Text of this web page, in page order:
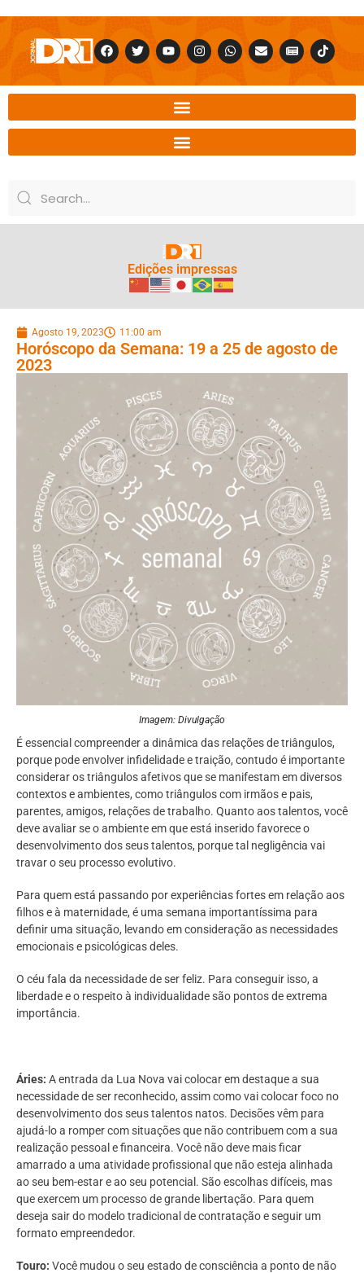
Edições impressas
Agosto 19, 2023 11:00 am
Horóscopo da Semana: 19 a 25 de agosto de
2023
Imagem: Divulgação
É essencial compreender a dinâmica das relações de triângulos,
porque pode envolver infidelidade e traição, contudo é importante
considerar os triângulos afetivos que se manifestam em diversos
contextos e ambientes, como triângulos com irmãos e pais,
parentes, amigos, relações de trabalho. Quanto aos talentos, você
deve avaliar se o ambiente em que está inserido favorece o
desenvolvimento dos seus talentos, porque tal negligência vai
travar o seu processo evolutivo.
Para quem está passando por experiências fortes em relação aos
filhos e à maternidade, é uma semana importantíssima para
definir uma situação, levando em consideração as necessidades
emocionais e psicológicas deles.
O céu fala da necessidade de ser feliz. Para conseguir isso, a
liberdade e o respeito à individualidade são pontos de extrema
importância.
Áries: A entrada da Lua Nova vai colocar em destaque a sua
necessidade de ser reconhecido, assim como vai colocar foco no
desenvolvimento dos seus talentos natos. Decisões vêm para
ajudá-lo a romper com situações que não contribuem com a sua
realização pessoal e financeira. Você não deve mais ficar
amarrado a uma atividade profissional que não esteja alinhada
ao seu bem-estar e ao seu potencial. São escolhas difíceis, mas
que exercem um processo de grande libertação. Para quem
deseja sair do modelo tradicional de contratação e seguir um
formato empreendedor.
Touro: Você mudou o seu estado de consciência a ponto de não